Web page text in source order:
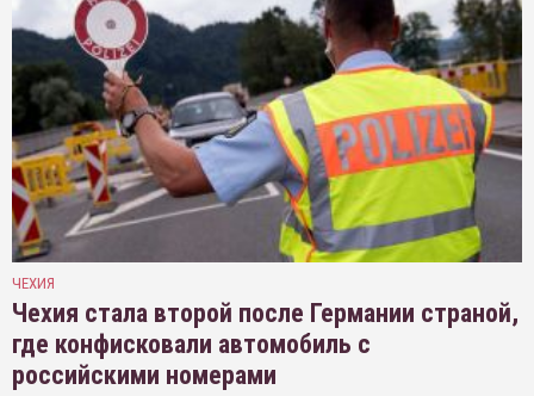
ЧЕХИЯ
Чехия стала второй после Германии страной,
где конфисковали автомобиль с
российскими номерами